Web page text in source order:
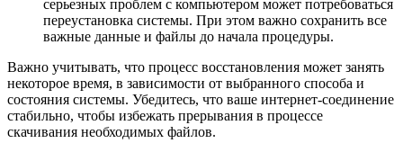
серьезных проблем с компьютером может потребоваться
переустановка системы. При этом важно сохранить все
важные данные и файлы до начала процедуры.
Важно учитывать, что процесс восстановления может занять
некоторое время, в зависимости от выбранного способа и
состояния системы. Убедитесь, что ваше интернет-соединение
стабильно, чтобы избежать прерывания в процессе
скачивания необходимых файлов.